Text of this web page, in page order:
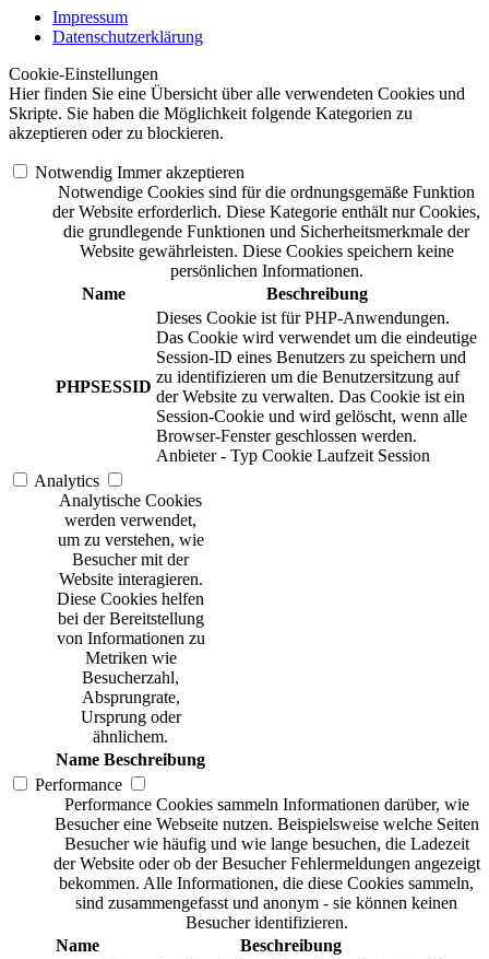
Impressum
Datenschutzerklärung
Cookie-Einstellungen
Hier finden Sie eine Übersicht über alle verwendeten Cookies und
Skripte. Sie haben die Möglichkeit folgende Kategorien zu
akzeptieren oder zu blockieren.
Notwendig Immer akzeptieren
Notwendige Cookies sind für die ordnungsgemäße Funktion
der Website erforderlich. Diese Kategorie enthält nur Cookies,
die grundlegende Funktionen und Sicherheitsmerkmale der
Website gewährleisten. Diese Cookies speichern keine
persönlichen Informationen.
Name
Beschreibung
PHPSESSID
Dieses Cookie ist für PHP-Anwendungen.
Das Cookie wird verwendet um die eindeutige
Session-ID eines Benutzers zu speichern und
zu identifizieren um die Benutzersitzung auf
der Website zu verwalten. Das Cookie ist ein
Session-Cookie und wird gelöscht, wenn alle
Browser-Fenster geschlossen werden.
Anbieter - Typ Cookie Laufzeit Session
Analytics
Analytische Cookies
werden verwendet,
um zu verstehen, wie
Besucher mit der
Website interagieren.
Diese Cookies helfen
bei der Bereitstellung
von Informationen zu
Metriken wie
Besucherzahl,
Absprungrate,
Ursprung oder
ähnlichem.
Name Beschreibung
Performance
Performance Cookies sammeln Informationen darüber, wie
Besucher eine Webseite nutzen. Beispielsweise welche Seiten
Besucher wie häufig und wie lange besuchen, die Ladezeit
der Website oder ob der Besucher Fehlermeldungen angezeigt
bekommen. Alle Informationen, die diese Cookies sammeln,
sind zusammengefasst und anonym - sie können keinen
Besucher identifizieren.
Name
Beschreibung